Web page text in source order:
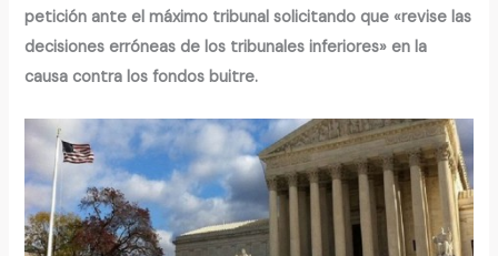
petición ante el máximo tribunal solicitando que «revise las
decisiones erróneas de los tribunales inferiores» en la
causa contra los fondos buitre.